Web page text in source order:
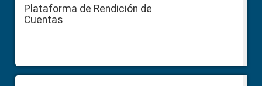
Plataforma de Rendición de
Cuentas